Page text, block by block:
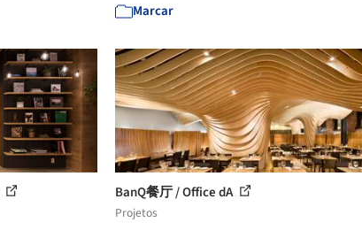
Marcar
BanQ餐厅 / Office dA
Projetos